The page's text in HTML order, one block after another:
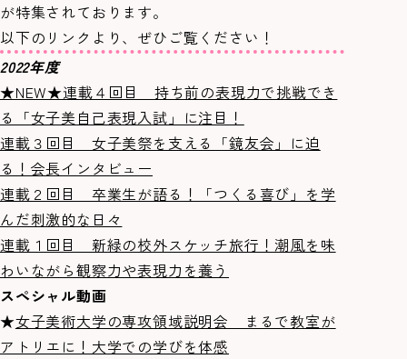
が特集されております。
以下のリンクより、ぜひご覧ください！
2022年度
★NEW★連載４回目 持ち前の表現力で挑戦でき
る「女子美自己表現入試」に注目！
連載３回目 女子美祭を支える「鏡友会」に迫
る！会長インタビュー
連載２回目 卒業生が語る！「つくる喜び」を学
んだ刺激的な日々
連載１回目 新緑の校外スケッチ旅行！潮風を味
わいながら観察力や表現力を養う
スペシャル動画
★女子美術大学の専攻領域説明会 まるで教室が
アトリエに！大学での学びを体感